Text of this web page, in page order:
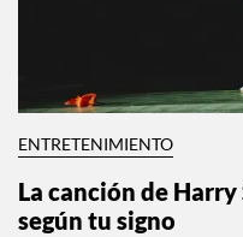
ENTRETENIMIENTO
La canción de
según tu signo